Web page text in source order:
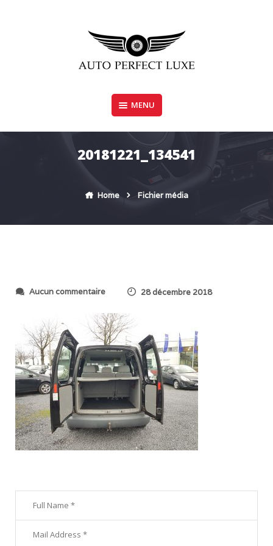
AUTO PERFECT LUXE
MENU
20181221_134541
Home Fichier média
Aucun commentaires
r
2
0
1
8
1
2
2
1
_
1
3
4
28 décembre 2018